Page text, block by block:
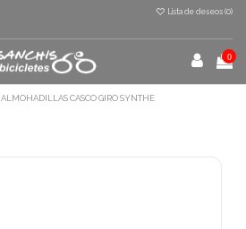
Lista de deseos (0)
0
ALMOHADILLAS CASCO GIRO SYNTHE